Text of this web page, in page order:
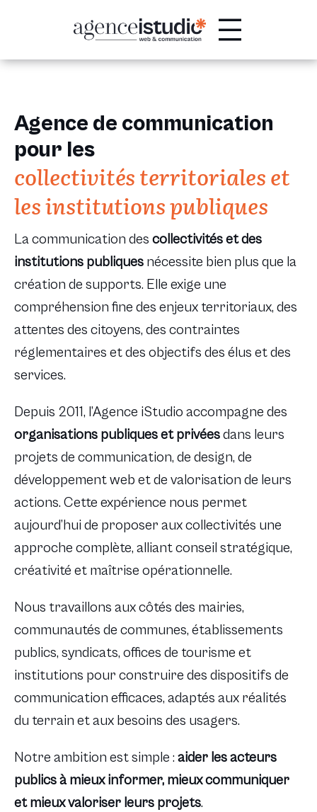
Agence de communication
pour les
collectivités territoriales et
les institutions publiques
La communication des collectivités et des
institutions publiquesnécessite bien plus que la
création de supports. Elle exige une
compréhension fine des enjeux territoriaux, des
attentes des citoyens, des contraintes
réglementaires et des objectifs des élus et des
services.
Depuis 2011, l’Agence iStudio accompagne des
organisations publiques et privéesdans leurs
projets de communication, de design, de
développement web et de valorisation de leurs
actions. Cette expérience nous permet
aujourd’hui de proposer aux collectivités une
approche complète, alliant conseil stratégique,
créativité et maîtrise opérationnelle.
Nous travaillons aux côtés des mairies,
communautés de communes, établissements
publics, syndicats, offices de tourisme et
institutions pour construire des dispositifs de
communication efficaces, adaptés aux réalités
du terrain et aux besoins des usagers.
Notre ambition est simple : aider lesacteurs
publicsà mieux informer, mieux communiquer
et mieux valoriser leurs projets.